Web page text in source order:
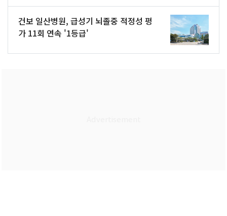
건보 일산병원, 급성기 뇌졸중 적정성 평
가 11회 연속 '1등급'